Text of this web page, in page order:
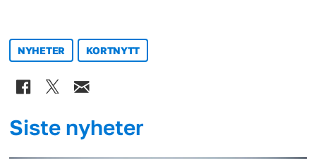
NYHETER KORTNYTT
Siste nyheter